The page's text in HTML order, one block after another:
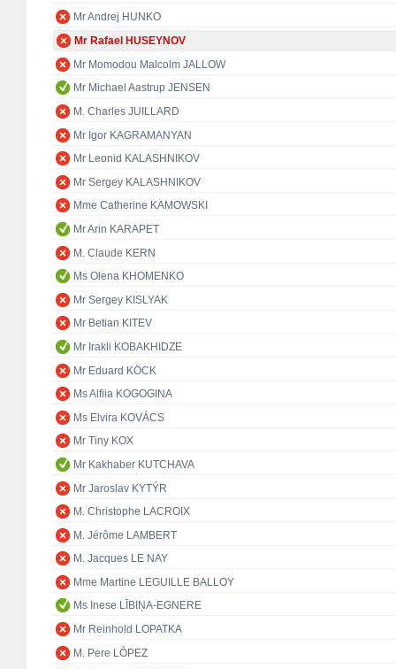
Mr Andrej HUNKO
Mr Rafael HUSEYNOV
Mr Momodou Malcolm JALLOW
Mr Michael Aastrup JENSEN
M. Charles JUILLARD
Mr Igor KAGRAMANYAN
Mr Leonid KALASHNIKOV
Mr Sergey KALASHNIKOV
Mme Catherine KAMOWSKI
Mr Arin KARAPET
M. Claude KERN
Ms Olena KHOMENKO
Mr Sergey KISLYAK
Mr Betian KITEV
Mr Irakli KOBAKHIDZE
Mr Eduard KÖCK
Ms Alfiia KOGOGINA
Ms Elvira KOVÁCS
Mr Tiny KOX
Mr Kakhaber KUTCHAVA
Mr Jaroslav KYTÝR
M. Christophe LACROIX
M. Jérôme LAMBERT
M. Jacques LE NAY
Mme Martine LEGUILLE BALLOY
Ms Inese LĪBIŅA-EGNERE
Mr Reinhold LOPATKA
M. Pere LÓPEZ